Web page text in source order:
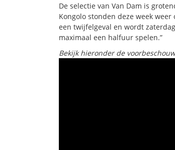
De selectie van Van Dam is
Kongolo stonden deze week
een twijfelgeval en wordt
maximaal een halfuur spelen.”
Bekijk hieronder de